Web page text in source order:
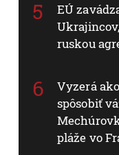
EÚ
ruskou
Vyzerá
spôsobiť
pláže vo